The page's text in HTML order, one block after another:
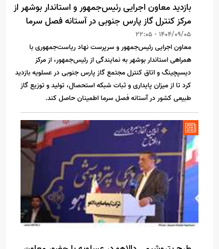
بازدید معاون اجرایی رئیس‌جمهور و استاندار بوشهر از
مرکز کنترل گاز پارس جنوبی در آستانه فصل سرما
1404/09/05 - 22:05
معاون اجرایی رئیس‌جمهور و سرپرست نهاد ریاست‌جمهوری با
همراهی استاندار بوشهر به نمایندگی از رئیس‌جمهور، از مرکز
دیسپچینگ و اتاق کنترل مجتمع گاز پارس جنوبی در عسلویه بازدید
کرد تا از میزان پایداری و ثبات شبکه استحصال، تولید و توزیع گاز
طبیعی کشور در آستانه فصل سرما اطمینان حاصل کند.